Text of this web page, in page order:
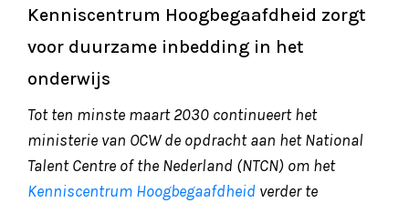
Kenniscentrum Hoogbegaafdheid zorgt
voor duurzame inbedding in het
onderwijs
Tot ten minste maart 2030 continueert het
ministerie van OCW de opdracht aan het National
Talent Centre of the Nederland (NTCN) om het
Kenniscentrum Hoogbegaafdheid verder te